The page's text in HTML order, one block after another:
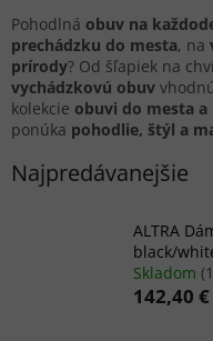
Pohodlná obuv na
prechádzku do mesta, na
prírody? Od šľapiek na
vychádzkovú obuv
kolekcie obuvi do mesta a
ponúka pohodlie, štýl a
Najpredávanejšie
ALTRA
black/
Skladom
142,40 €